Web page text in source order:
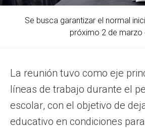
Se busca garantizar el normal
próximo 2 de marzo
La reunión tuvo como eje
líneas de trabajo durante el
escolar, con el objetivo de
educativo en condiciones